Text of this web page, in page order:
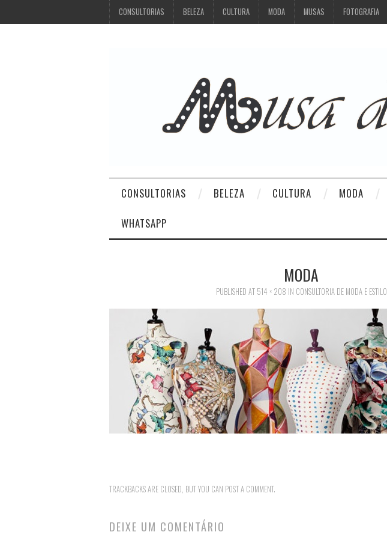
CONSULTORIAS BELEZA CULTURA MODA MUSAS FOTOGRAFIA
CONSULTORIAS BELEZA CULTURA MODA
WHATSAPP
MODA
PUBLISHED AT 514 × 208 IN CONSULTORIA DE MODA E ESTILO
TRACKBACKS ARE CLOSED, BUT YOU CAN POST A COMMENT.
DEIXE UM COMENTÁRIO